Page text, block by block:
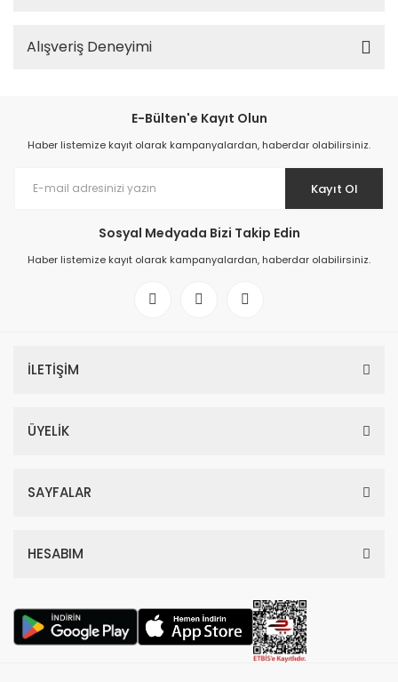
Alışveriş Deneyimi
E-Bülten'e Kayıt Olun
Haber listemize kayıt olarak kampanyalardan, haberdar olabilirsiniz.
Kayıt Ol
Sosyal Medyada Bizi Takip Edin
Haber listemize kayıt olarak kampanyalardan, haberdar olabilirsiniz.
İLETİŞİM
ÜYELİK
SAYFALAR
HESABIM